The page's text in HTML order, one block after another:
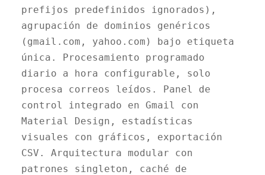
prefijos predefinidos ignorados),
agrupación de dominios genéricos
(gmail.com, yahoo.com) bajo etiqueta
única. Procesamiento programado
diario a hora configurable, solo
procesa correos leídos. Panel de
control integrado en Gmail con
Material Design, estadísticas
visuales con gráficos, exportación
CSV. Arquitectura modular con
patrones singleton, caché de